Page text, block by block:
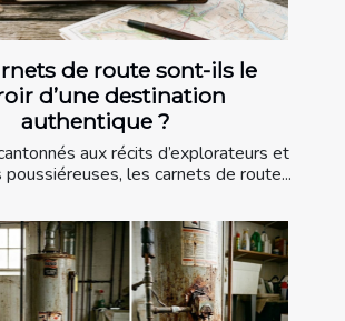
de route sont-ils le
d’une destination
authentique ?
aux récits d’explorateurs et
les carnets de route...